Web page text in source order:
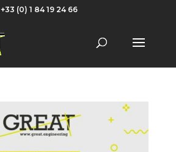
+33 (0) 1 84 19 24 66